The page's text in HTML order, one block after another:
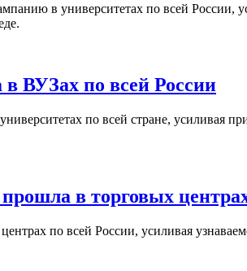
в университетах по всей
ВУЗах по всей России
по всей стране, усиливая
в торговых
по всей России, усиливая